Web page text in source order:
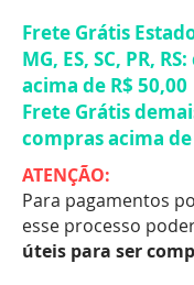
Frete Grátis
MG, ES, SC, PR,
acima de R$ 50,00
Frete Grátis
compras acima de
ATENÇÃO:
Para pagamentos
esse processo
úteis para ser